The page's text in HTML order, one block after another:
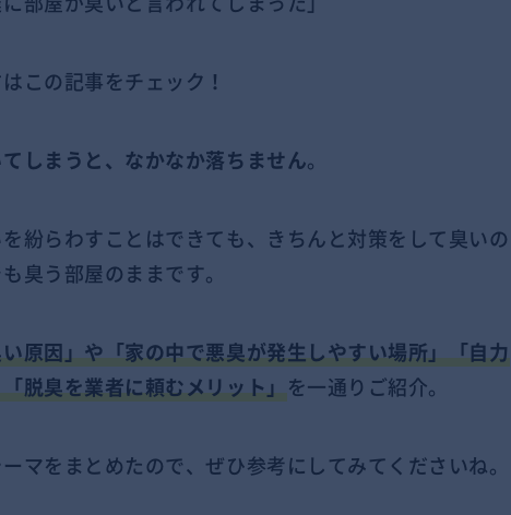
この記事をチェック！
しまうと、なかなか落ちません。
紛らわすことはできても、きちんと対策をして臭いの
臭う部屋のままです。
原因」や「家の中で悪臭が発生しやすい場所」「自力
脱臭を業者に頼むメリット」を一通りご紹介。
マをまとめたので、ぜひ参考にしてみてくださいね。